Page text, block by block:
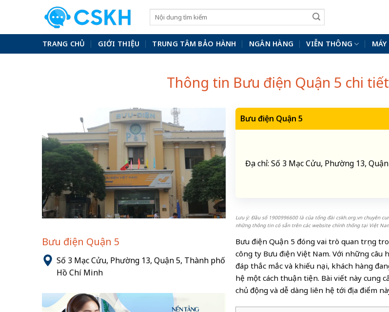
TRANG CHỦ GIỚI THIỆU TRUNG TÂM BẢO HÀNH NGÂN HÀNG VIỄN THÔNG MÁY
Thông tin Bưu điện Quận 5 chi
Bưu điện Quận 5
Số 3 Mạc Cửu, Phường 13, Quận 5, Thành phố
Hồ Chí Minh
Bưu điện Quận 5
Địa chỉ: Số 3 Mạc Cửu, Phường 13,
Lưu ý: Đầu số 1900996600 là của tổng đài cskh.org.vn chuyên
những thông tin có sẵn trên các website chính thống tại Việt
Bưu điện Quận 5 đóng vai trò quan trọng
công ty Bưu điện Việt Nam. Với những
đáp thắc mắc và khiếu nại, khách hàng
hệ một cách thuận tiện. Bài viết này cung
chủ động và dễ dàng liên hệ tới địa điểm